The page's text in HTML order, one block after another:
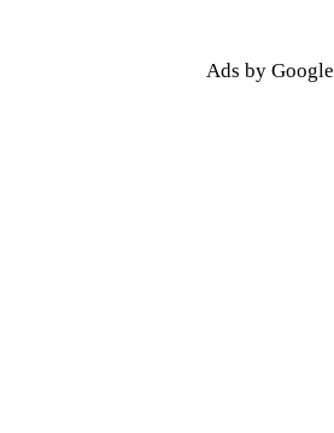
漢字検索
Ads by Google
漢字検索